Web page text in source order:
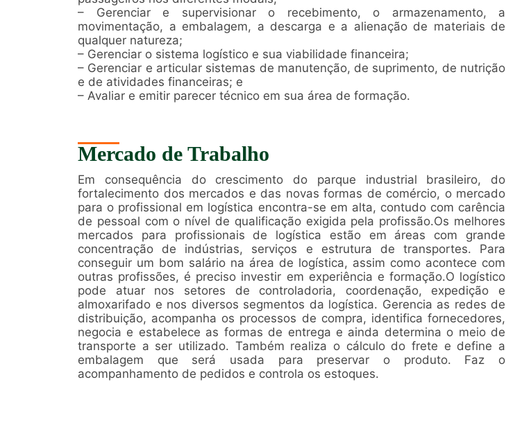
– Gerenciar e supervisionar o recebimento, o armazenamento, a
movimentação, a embalagem, a descarga e a alienação de materiais de
qualquer natureza;
– Gerenciar o sistema logístico e sua viabilidade financeira;
– Gerenciar e articular sistemas de manutenção, de suprimento, de nutrição
e de atividades financeiras; e
– Avaliar e emitir parecer técnico em sua área de formação.
Mercado de Trabalho
Em consequência do crescimento do parque industrial brasileiro, do
fortalecimento dos mercados e das novas formas de comércio, o mercado
para o profissional em logística encontra-se em alta, contudo com carência
de pessoal com o nível de qualificação exigida pela profissão.Os melhores
mercados para profissionais de logística estão em áreas com grande
concentração de indústrias, serviços e estrutura de transportes. Para
conseguir um bom salário na área de logística, assim como acontece com
outras profissões, é preciso investir em experiência e formação.O logístico
pode atuar nos setores de controladoria, coordenação, expedição e
almoxarifado e nos diversos segmentos da logística. Gerencia as redes de
distribuição, acompanha os processos de compra, identifica fornecedores,
negocia e estabelece as formas de entrega e ainda determina o meio de
transporte a ser utilizado. Também realiza o cálculo do frete e define a
embalagem que será usada para preservar o produto. Faz o
acompanhamento de pedidos e controla os estoques.